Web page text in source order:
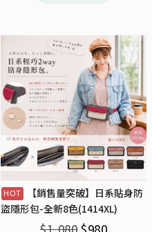
【銷售量突破】日系貼身防
盜隱形包-全新8色(1414XL)